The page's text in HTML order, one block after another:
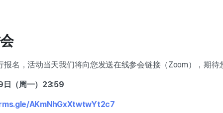
报名，活动当天我们将向您发送在线参会链接（Zoom），期待
日（周一）23:59
AKmNhGxXtwtwYt2c7